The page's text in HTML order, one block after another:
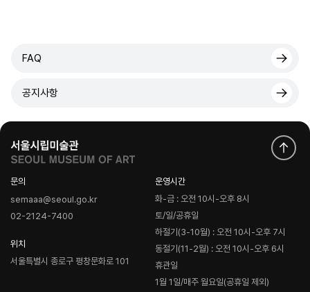
FAQ
공지사항
문의
semaaa@seoul.go.kr
02-2124-7400
위치
서울특별시 종로구 평창문화로 101
운영시간
화-금 : 오전 10시-오후 8시
토/일/공휴일
하절기(3-10월) : 오전 10시-오후 7시
동절기(11-2월) : 오전 10시-오후 6시
휴관일
1월 1일/매주 월요일(공휴일 제외)